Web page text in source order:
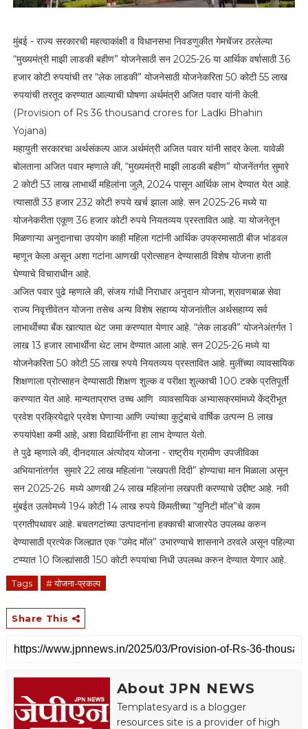
मुंबई - राज्य सरकारची महत्वाकांक्षी व विधानसभा निवडणुकीत गेमचेंजर ठरलेल्या
“मुख्यमंत्री माझी लाडकी बहीण” योजनेसाठी सन 2025-26 या आर्थिक वर्षासाठी 36
हजार कोटी रुपयांची तर “लेक लाडकी” योजनेसाठी योजनेकरिता 50 कोटी 55 लाख
रुपयांची तरतूद करण्यात आल्याची घोषणा अर्थमंत्री अजित पवार यांनी केली.
(Provision of Rs 36 thousand crores for Ladki Bhahin
Yojana)
महायुती सरकारचा अर्थसंकल्प आज अर्थमंत्री अजित पवार यांनी सादर केला. यावेळी
बोलताना अजित पवार म्हणाले की, “मुख्यमंत्री माझी लाडकी बहीण” योजनेंतर्गत सुमारे
2 कोटी 53 लाख लाभार्थी महिलांना जुलै, 2024 पासून आर्थिक लाभ देण्यात येत आहे.
त्यासाठी 33 हजार 232 कोटी रुपये खर्च झाला आहे. सन 2025-26 मध्ये या
योजनेकरीता एकूण 36 हजार कोटी रुपये नियतव्यय प्रस्तावित आहे. या योजनेतून
मिळणाऱ्या अनुदानाचा उपयोग काही महिला गटांनी आर्थिक उपक्रमासाठी बीज भांडवल
म्हणून केला असून अशा गटांना आणखी प्रोत्साहन देण्यासाठी विशेष योजना हाती
घेण्याचे विचाराधीन आहे.
अजित पवार पुढे म्हणाले की, संजय गांधी निराधार अनुदान योजना, श्रावणबाळ सेवा
राज्य निवृत्तीवेतन योजना तसेच अन्य विशेष सहाय्य योजनांतील अर्थसहाय्य सर्व
लाभार्थींच्या बँक खात्यात थेट जमा करण्यात येणार आहे. “लेक लाडकी” योजनेअंतर्गत 1
लाख 13 हजार लाभार्थींना थेट लाभ देण्यात आला आहे. सन 2025-26 मध्ये या
योजनेकरिता 50 कोटी 55 लाख रुपये नियतव्यय प्रस्तावित आहे. मुलींच्या व्यावसायिक
शिक्षणाला प्रोत्साहन देण्यासाठी शिक्षण शुल्क व परीक्षा शुल्काची 100 टक्के प्रतिपूर्ती
करण्यात येत आहे. मान्यताप्राप्त उच्च आणि व्यावसायिक अभ्यासक्रमांमध्ये केंद्रीभूत
प्रवेश प्रक्रियेद्वारे प्रवेश घेणाऱ्या आणि ज्यांच्या कुटुंबाचे वार्षिक उत्पन्न 8 लाख
रुपयांपेक्षा कमी आहे, अशा विद्यार्थिनींना हा लाभ देण्यात येतो.
ते पुढे म्हणाले की, दीनदयाल अंत्योदय योजना - राष्ट्रीय ग्रामीण उपजीविका
अभियानांतर्गत सुमारे 22 लाख महिलांना “लखपती दिदी” होण्याचा मान मिळाला असून
सन 2025-26 मध्ये आणखी 24 लाख महिलांना लखपती करण्याचे उद्दीष्ट आहे. नवी
मुंबईत उलवेमध्ये 194 कोटी 14 लाख रुपये किंमतीच्या “युनिटी मॉल”चे काम
प्रगतीपथावर आहे. बचतगटांच्या उत्पादनांना हक्काची बाजारपेठ उपलब्ध करुन
देण्यासाठी प्रत्येक जिल्ह्यात एक “उमेद मॉल” उभारण्याचे शासनाने ठरवले असून पहिल्या
टप्प्यात 10 जिल्ह्यांसाठी 150 कोटी रुपयांचा निधी उपलब्ध करुन देण्यात येणार आहे.
Tags # योजना-प्रकल्प
Share This
About JPN NEWS
Templatesyard is a blogger
resources site is a provider of high